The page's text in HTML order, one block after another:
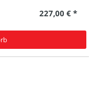
227,00 € *